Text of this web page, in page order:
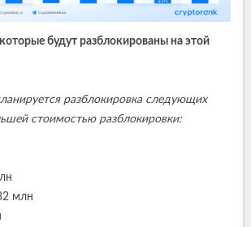
будут разблокированы на этой
разблокировка следующих
стоимостью разблокировки:
млн